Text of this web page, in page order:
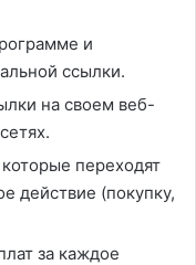
и
ссылки.
на своем веб-
переходят
действие (покупку,
за каждое